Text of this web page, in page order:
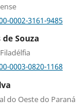
0002-3161-9485
Souza
0003-0820-1168
do Oeste do Paraná